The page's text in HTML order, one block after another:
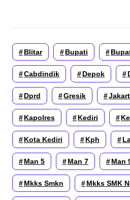
Blitar Bupati
Cabdindik Depok
Dprd Gresik
Kapolres Kediri
Kota Kediri Kph
Man 5 Man 7 Man
Mkks Smkn Mkks SMK